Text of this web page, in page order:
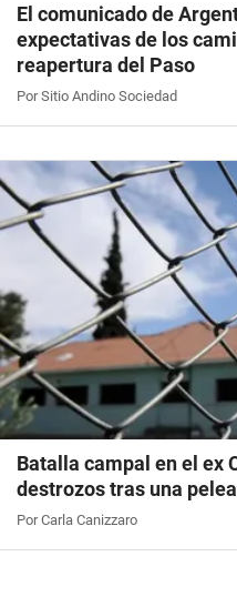
El comunicado de
expectativas de los
reapertura del Paso
Por Sitio Andino Sociedad
Batalla campal en el ex
destrozos tras una pelea
Por Carla Canizzaro